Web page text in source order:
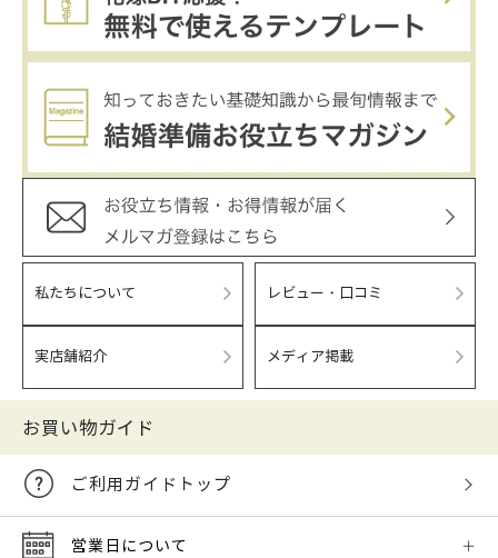
私たちについて レビュー・口コミ
実店舗紹介 メディア掲載
お買い物ガイド
ご利用ガイドトップ
営業日について